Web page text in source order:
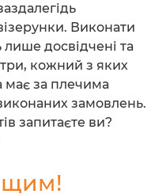
Виконати
досвідчені та
кожний з яких
має за плечима
замовлень.
запитаєте ви?